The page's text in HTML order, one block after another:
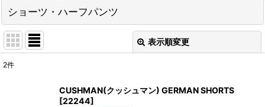
ショーツ・ハーフパンツ
表示順変更
2件
CUSHMAN(クッシュマン) GERMAN SHORTS
[22244]